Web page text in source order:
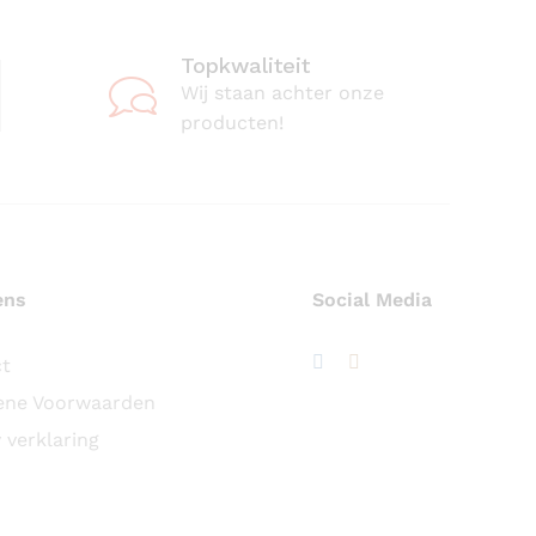
Topkwaliteit
Wij staan achter onze
producten!
Voorwaarden
verklaring
Social Media